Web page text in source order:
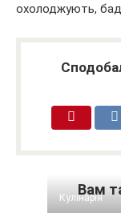
охолоджують,
Вам
Кулінарія